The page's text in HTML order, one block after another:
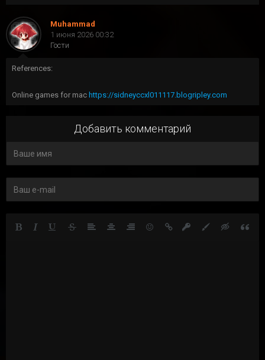
Muhammad
1 июня 2026 00:32
Гости
References:
Online games for mac https://sidneyccxl011117.blogripley.com
Добавить комментарий